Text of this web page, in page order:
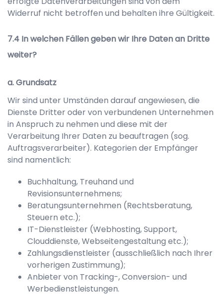
Widerruf nicht betroffen und behalten ihre Gültigkeit.
In welchen Fällen geben wir Ihre Daten an Dritte
weiter?
a. Grundsatz
Wir sind unter Umständen darauf angewiesen, die
Dienste Dritter oder von verbundenen Unternehmen
in Anspruch zu nehmen und diese mit der
Verarbeitung Ihrer Daten zu beauftragen (sog.
Auftragsverarbeiter). Kategorien der Empfänger
sind namentlich:
Buchhaltung, Treuhand und
Revisionsunternehmens;
Beratungsunternehmen (Rechtsberatung,
Steuern etc.);
IT-Dienstleister (Webhosting, Support,
Clouddienste, Webseitengestaltung etc.);
Zahlungsdienstleister (ausschließlich nach Ihrer
vorherigen Zustimmung);
Anbieter von Tracking-, Conversion- und
Werbedienstleistungen.